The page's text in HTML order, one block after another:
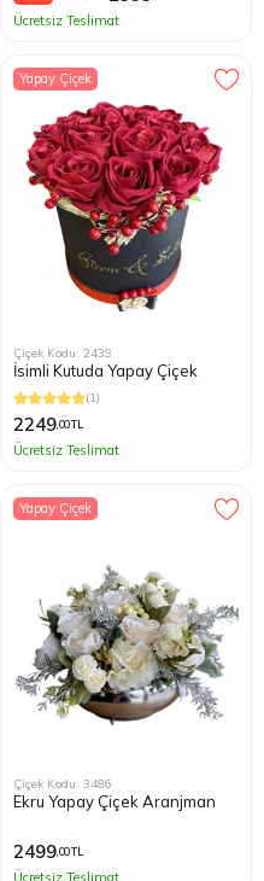
Ücretsiz Teslimat
Yapay Çiçek
Çiçek Kodu: 2439
İsimli Kutuda Yapay Çiçek
(1)
2249,00 TL
Ücretsiz Teslimat
Yapay Çiçek
Çiçek Kodu: 3486
Ekru Yapay Çiçek Aranjman
2499,00 TL
Ücretsiz Teslimat